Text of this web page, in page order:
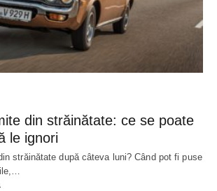
din străinătate: ce se poate
le ignori
străinătate după câteva luni? Când pot fi puse